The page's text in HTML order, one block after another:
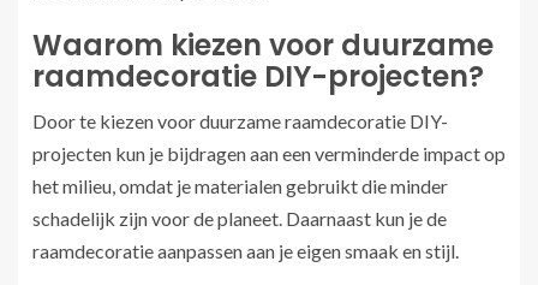
Waarom kiezen voor duurzame
raamdecoratie DIY-projecten?
Door te kiezen voor duurzame raamdecoratie DIY-
projecten kun je bijdragen aan een verminderde impact op
het milieu, omdat je materialen gebruikt die minder
schadelijk zijn voor de planeet. Daarnaast kun je de
raamdecoratie aanpassen aan je eigen smaak en stijl.